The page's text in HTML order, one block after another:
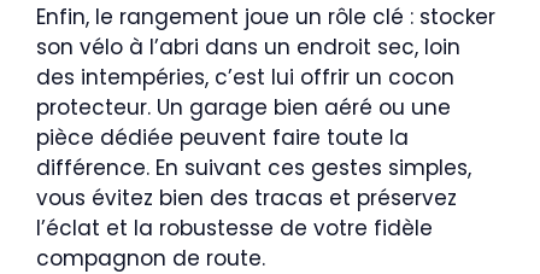
Enfin, le rangement joue un rôle clé : stocker
son vélo à l’abri dans un endroit sec, loin
des intempéries, c’est lui offrir un cocon
protecteur. Un garage bien aéré ou une
pièce dédiée peuvent faire toute la
différence. En suivant ces gestes simples,
vous évitez bien des tracas et préservez
l’éclat et la robustesse de votre fidèle
compagnon de route.